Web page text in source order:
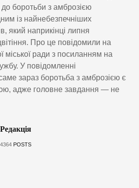
боротьби з амброзією
із найнебезпечніших
який наприкінці липня
Про це повідомили на
міської ради з посиланням на
У повідомленні
зараз боротьба з амброзією є
адже головне завдання — не
Редакція
4364 POSTS